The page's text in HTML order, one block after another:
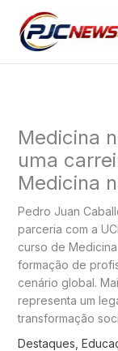
para
Medicina
uma
Medicina
Pedro Juan
parceria com a
curso de
formação de
cenário global.
representa um
transformação
Destaques